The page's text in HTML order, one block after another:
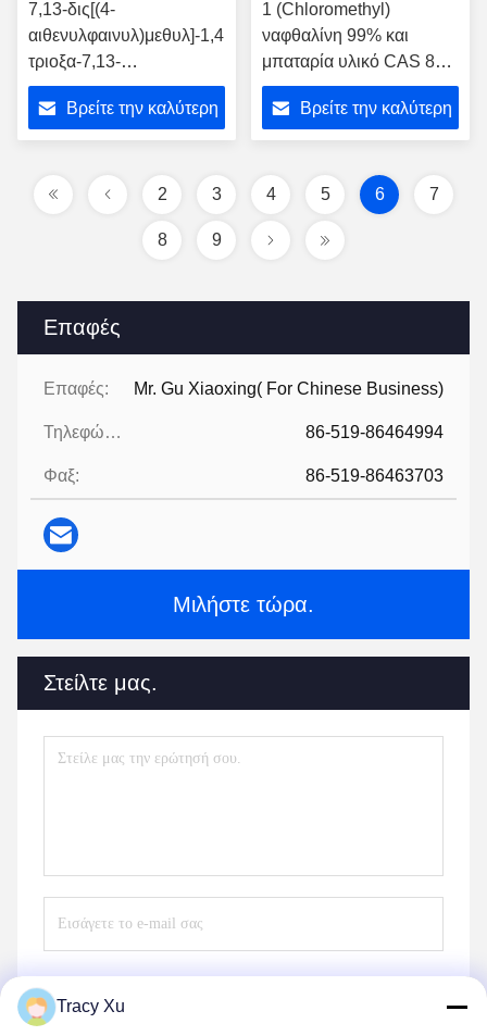
Επαφές
Επαφές: Mr. Gu Xiaoxing( For Chinese Business)
Τηλεφώνημα: 86-519-86464994
Φαξ: 86-519-86463703
Μιλήστε τώρα.
Στείλτε μας.
7,13-δις[(4-
αιθενυλφαινυλ)μεθυλ]-1,4,10-
τριοξα-7,13-
διαζακυκλοπενταδεκάνιο
CAS 1253101-52-8
Βρείτε την καλύτερη
1 (Chloromethyl)
ναφθαλίνη 99% και
μπαταρία υλικό CAS 86-
52-2 υδρογόνου 95%
Βρείτε την καλύτερη
2 3 4 5 6 7
8 9
Tracy Xu